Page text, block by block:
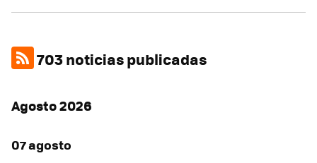
703 noticias publicadas
Agosto 2026
07 agosto